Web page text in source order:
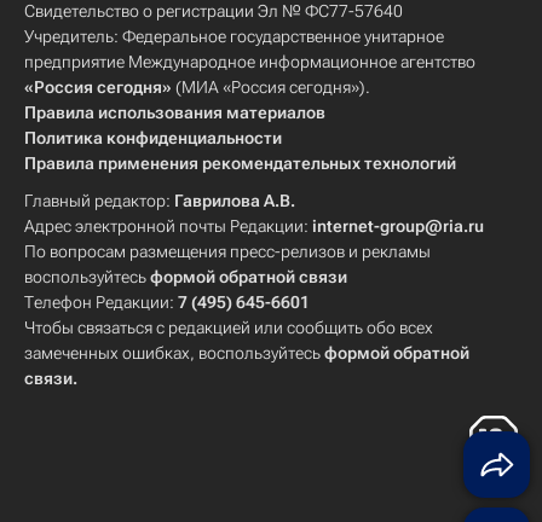
Свидетельство о регистрации Эл № ФС77-57640
Учредитель: Федеральное государственное унитарное
предприятие Международное информационное агентство
«Россия сегодня» (МИА «Россия сегодня»).
Правила использования материалов
Политика конфиденциальности
Правила применения рекомендательных технологий
Главный редактор: Гаврилова А.В.
Адрес электронной почты Редакции: internet-group@ria.ru
По вопросам размещения пресс-релизов и рекламы
воспользуйтесьформой обратной связи
Телефон Редакции: 7 (495) 645-6601
Чтобы связаться с редакцией или сообщить обо всех
замеченных ошибках, воспользуйтесьформой обратной
связи.